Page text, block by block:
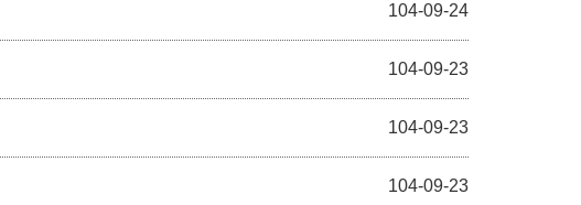
104-09-24
104-09-23
104-09-23
104-09-23